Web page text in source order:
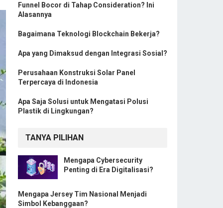
Funnel Bocor di Tahap Consideration? Ini
Alasannya
Bagaimana Teknologi Blockchain Bekerja?
Apa yang Dimaksud dengan Integrasi Sosial?
Perusahaan Konstruksi Solar Panel
Terpercaya di Indonesia
Apa Saja Solusi untuk Mengatasi Polusi
Plastik di Lingkungan?
TANYA PILIHAN
Mengapa Cybersecurity
Penting di Era Digitalisasi?
Mengapa Jersey Tim Nasional Menjadi
Simbol Kebanggaan?